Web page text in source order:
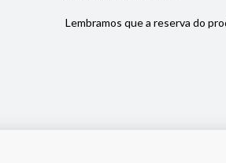
Lembramos que a reserva do